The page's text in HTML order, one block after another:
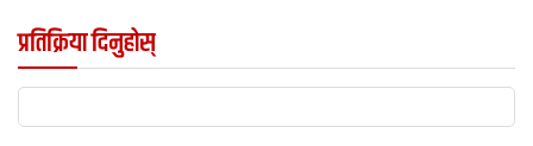
प्रतिक्रिया दिनुहोस्